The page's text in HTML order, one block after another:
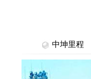
中坤里程